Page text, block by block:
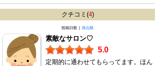
クチコミ(4)
投稿日順 | 採点順
素敵なサロン♡
5.0
定期的に通わせてもらってます。ほん